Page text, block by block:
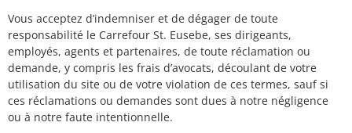
Vous acceptez d’indemniser et de dégager de toute
responsabilité le Carrefour St. Eusebe, ses dirigeants,
employés, agents et partenaires, de toute réclamation ou
demande, y compris les frais d’avocats, découlant de votre
utilisation du site ou de votre violation de ces termes, sauf si
ces réclamations ou demandes sont dues à notre négligence
ou à notre faute intentionnelle.